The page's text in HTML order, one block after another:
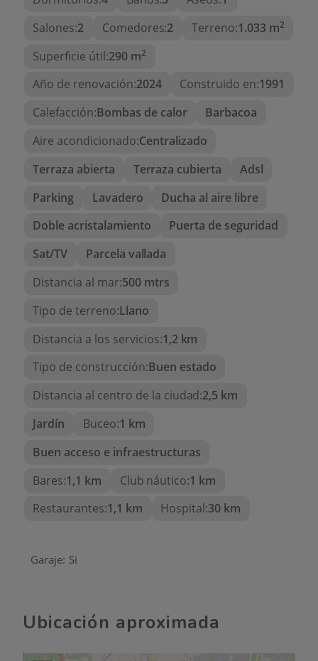
Beach, rodeada de naturaleza, calas y servicios.
Excelente conexión con Calpe, Moraira y la AP-7.
Una oportunidad única
calidad y estilo. Una excelente opción para
quienes buscan unapropiedad cerca del mar en
disfrutar del estilo de vida mediterráneo.
Contáctanos para más
información o para agendar
Salones:2 Comedores:2 Terreno:1.033 m2
Superficie útil:290 m2
Año de renovación:2024 Construido en:1991
Calefacción:Bombas de calor
Barbacoa
Aire acondicionado:Centralizado
Terraza abierta
Terraza cubierta
Adsl
Parking
Lavadero
Ducha al aire libre
Doble acristalamiento
Puerta de seguridad
Sat/TV
Parcela vallada
Distancia al mar:500 mtrs
Tipo de terreno:Llano
Distancia a los servicios:1,2 km
Tipo de construcción:Buen estado
Distancia al centro de la ciudad:2,5 km
Jardín
Buceo:1 km
Buen acceso e infraestructuras
Bares:1,1 km Club náutico:1 km
Restaurantes:1,1 km Hospital:30 km
Garaje: Si
Ubicación aproximada